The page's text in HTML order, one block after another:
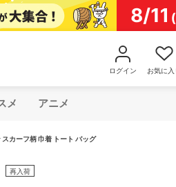
ログイン お気に入
メ アニメ
カーフ柄 巾着 トート バッグ
再入荷